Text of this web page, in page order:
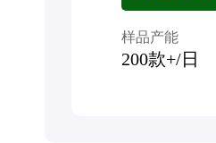
样品产能
200款+/日